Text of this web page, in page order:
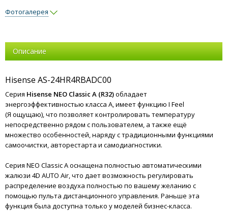
Фотогалерея
Описание
Hisense AS-24HR4RBADC00
Серия Hisense NEO Classic A (R32)обладает
энергоэффективностью класса А, имеет функцию I Feel
(Я ощущаю), что позволяет контролировать температуру
непосредственно рядом с пользователем, а также ещё
множество особенностей, наряду с традиционными функциями
самоочистки, авторестарта и самодиагностики.
Серия NEO Classic A оснащена полностью автоматическими
жалюзи 4D AUTO Air, что дает возможность регулировать
распределение воздуха полностью по вашему желанию с
помощью пульта дистанционного управления. Раньше эта
функция была доступна только у моделей бизнес-класса.